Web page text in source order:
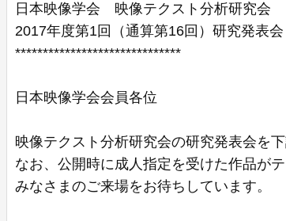
(12)
日本映像学会 映像テクスト分析研究会
2017年度第1回（通算第16回）研究発表
******************************
日本映像学会会員各位
映像テクスト分析研究会の研究発表会を
なお、公開時に成人指定を受けた作品が
みなさまのご来場をお待ちしています。